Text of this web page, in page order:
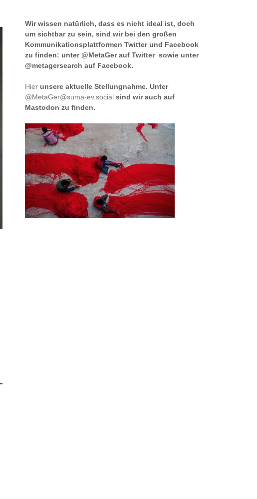
Wir wissen natürlich, dass es nicht ideal ist, doch
um sichtbar zu sein, sind wir bei den großen
Kommunikationsplattformen Twitter und Facebook
zu finden: unter @MetaGer auf Twitter sowie unter
@metagersearch auf Facebook.
Hierunsere aktuelle Stellungnahme. Unter
@MetaGer@suma-ev.socialsind wir auch auf
Mastodon zu finden.